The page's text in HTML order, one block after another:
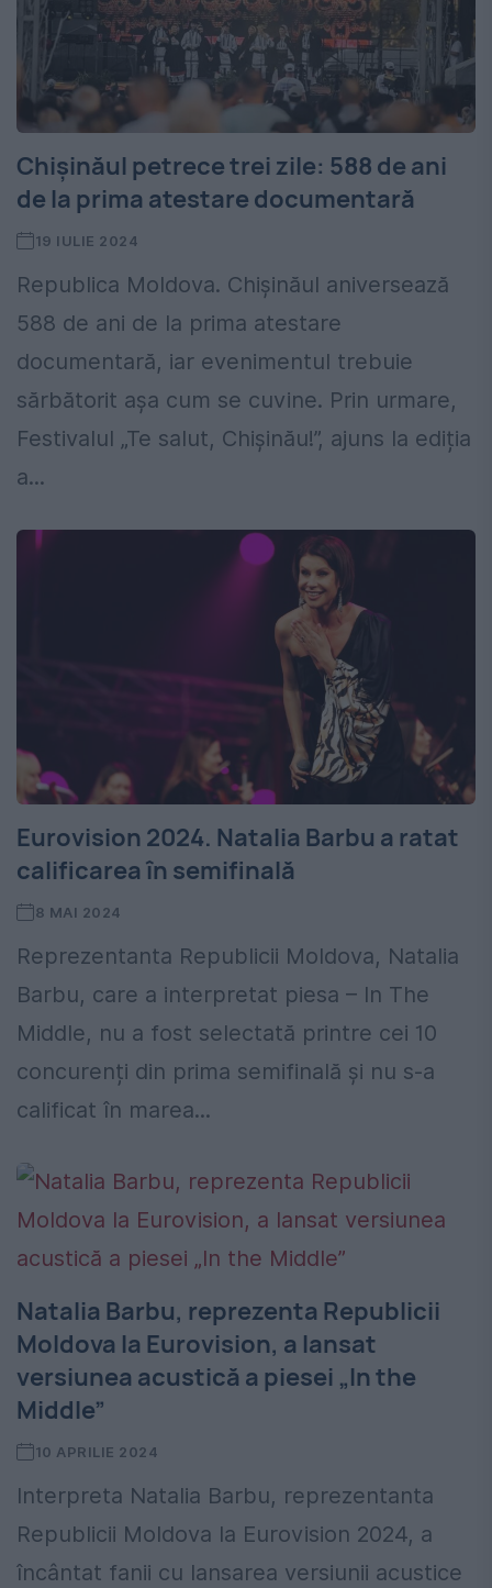
Chișinăul petrece trei zile: 588 de ani
de la prima atestare documentară
19 IULIE 2024
Republica Moldova. Chișinăul aniversează
588 de ani de la prima atestare
documentară, iar evenimentul trebuie
sărbătorit așa cum se cuvine. Prin urmare,
Festivalul „Te salut, Chișinău!”, ajuns la ediția
a...
Eurovision 2024. Natalia Barbu a ratat
calificarea în semifinală
8 MAI 2024
Reprezentanta Republicii Moldova, Natalia
Barbu, care a interpretat piesa – In The
Middle, nu a fost selectată printre cei 10
concurenți din prima semifinală și nu s-a
calificat în marea...
Natalia Barbu, reprezenta Republicii
Moldova la Eurovision, a lansat
versiunea acustică a piesei „In the
Middle”
10 APRILIE 2024
Interpreta Natalia Barbu, reprezentanta
Republicii Moldova la Eurovision 2024, a
încântat fanii cu lansarea versiunii acustice